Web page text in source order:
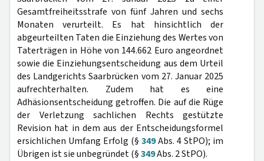
Gesamtfreiheitsstrafe von fünf Jahren und sechs
Monaten verurteilt. Es hat hinsichtlich der
abgeurteilten Taten die Einziehung des Wertes von
Taterträgen in Höhe von 144.662 Euro angeordnet
sowie die Einziehungsentscheidung aus dem Urteil
des Landgerichts Saarbrücken vom 27. Januar 2025
aufrechterhalten. Zudem hat es eine
Adhäsionsentscheidung getroffen. Die auf die Rüge
der Verletzung sachlichen Rechts gestützte
Revision hat in dem aus der Entscheidungsformel
ersichlichen Umfang Erfolg (§ 349Abs. 4 StPO); im
Übrigen ist sie unbegründet (§349Abs. 2 StPO).